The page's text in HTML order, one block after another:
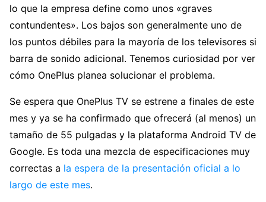
lo que la empresa define como unos «graves
contundentes». Los bajos son generalmente uno de
los puntos débiles para la mayoría de los televisores si
barra de sonido adicional. Tenemos curiosidad por ver
cómo OnePlus planea solucionar el problema.
Se espera que OnePlus TV se estrene a finales de este
mes y ya se ha confirmado que ofrecerá (al menos) un
tamaño de 55 pulgadas y la plataforma Android TV de
Google. Es toda una mezcla de especificaciones muy
correctas a la espera de la presentación oficial a lo
largo de este mes.